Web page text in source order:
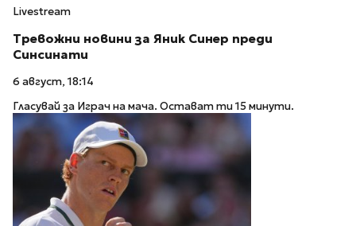
Livestream
Тревожни новини за Яник Синер преди
Синсинати
6 август, 18:14
Гласувай за Играч на мача. Остават ти 15 минути.